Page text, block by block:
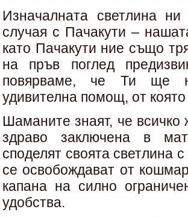
Изначалната светлина
случая с Пачакути –
като Пачакути ние също
на пръв поглед
повярваме, че Ти ще
удивителна помощ, от
Шаманите знаят, че всичко
здраво заключена в
споделят своята светлина
се освобождават от
капана на силно
удобства.